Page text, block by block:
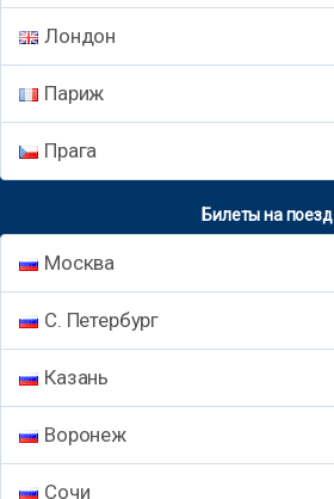
Лондон
Париж
Прага
Билеты на поезд
Москва
С. Петербург
Казань
Воронеж
Сочи